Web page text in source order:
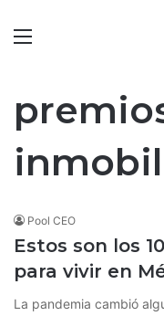
Pool CEO
Estos son los
para vivir en
La pandemia cambió